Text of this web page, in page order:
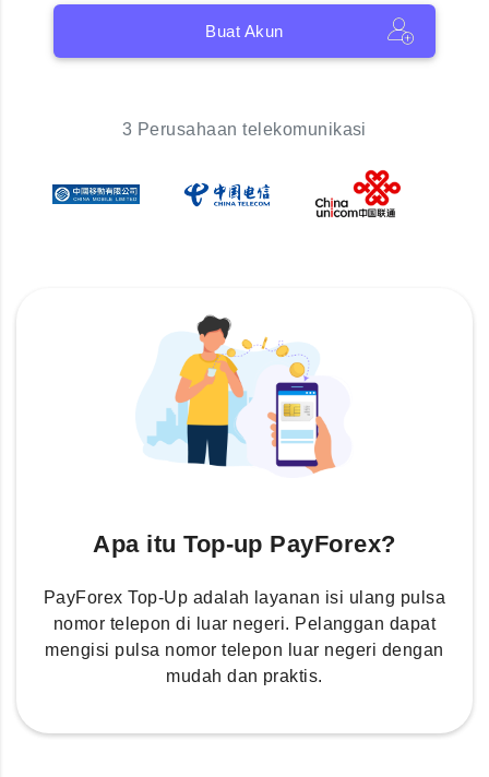
Buat Akun
3 Perusahaan telekomunikasi
Apa itu Top-up PayForex?
PayForex Top-Up adalah layanan isi ulang pulsa
nomor telepon di luar negeri. Pelanggan dapat
mengisi pulsa nomor telepon luar negeri dengan
mudah dan praktis.